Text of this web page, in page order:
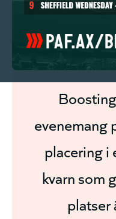
evenemang
placering i
kvarn som
platser